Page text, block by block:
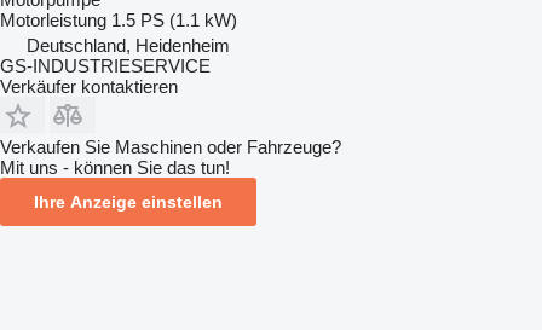
Motorleistung 1.5 PS (1.1 kW)
Deutschland, Heidenheim
GS-INDUSTRIESERVICE
Verkäufer kontaktieren
Verkaufen Sie Maschinen oder Fahrzeuge?
Mit uns - können Sie das tun!
Ihre Anzeige einstellen